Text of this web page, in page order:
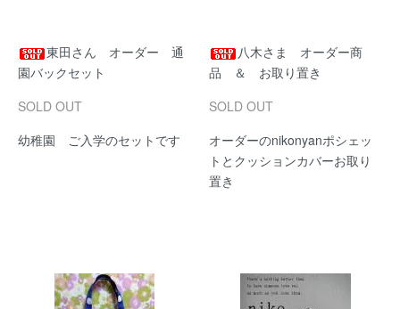
東田さん オーダー 通
園バックセット
SOLD OUT
幼稚園 ご入学のセットです
八木さま オーダー商
品 ＆ お取り置き
SOLD OUT
オーダーのnikonyanポシェッ
トとクッションカバーお取り
置き